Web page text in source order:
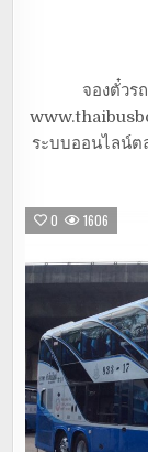
จองตั๋วร
ระบบออนไลน์ต
0 1606